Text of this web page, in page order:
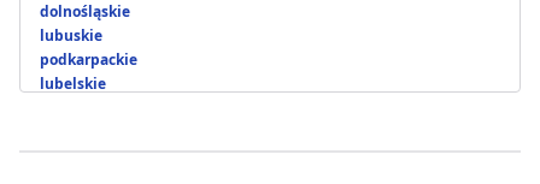
dolnośląskie
lubuskie
podkarpackie
lubelskie